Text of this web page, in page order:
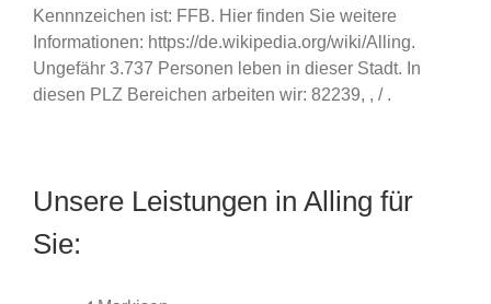
Kennnzeichen ist: FFB. Hier finden Sie weitere
Informationen: https://de.wikipedia.org/wiki/Alling.
Ungefähr 3.737 Personen leben in dieser Stadt. In
diesen PLZ Bereichen arbeiten wir: 82239, , / .
Unsere Leistungen in Alling für
Sie: